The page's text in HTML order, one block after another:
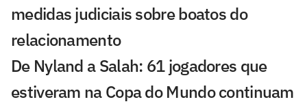
medidas judiciais sobre boatos do
relacionamento
De Nyland a Salah: 61 jogadores que
estiveram na Copa do Mundo continuam